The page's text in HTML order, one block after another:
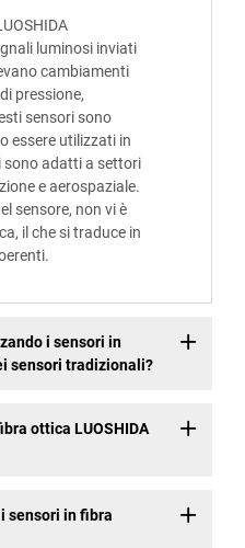
luminosi inviati
cambiamenti
pressione,
sensori sono
essere utilizzati in
sono adatti a settori
e aerospaziale.
sensore, non vi è
il che si traduce in
i sensori in
sensori tradizionali?
ottica LUOSHIDA
sensori in fibra